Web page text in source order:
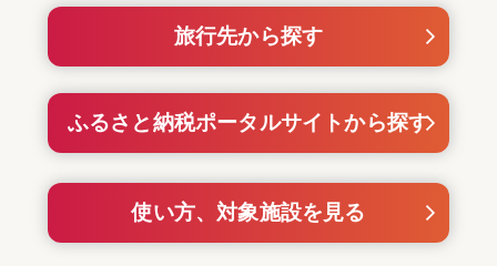
旅行先から探す
ふるさと納税ポータルサイトから探す
使い方、対象施設を見る